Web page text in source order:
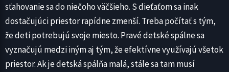
sťahovanie sa do niečoho väčšieho. S dieťaťom sa inak
dostačujúci priestor rapídne zmenší. Treba počítať s tým,
že deti potrebujú svoje miesto. Pravé detské spálne sa
vyznačujú medzi iným aj tým, že efektívne využívajú všetok
priestor. Ak je detská spálňa malá, stále sa tam musí